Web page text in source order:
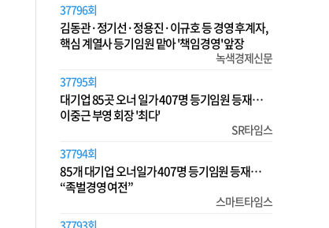
37796회
김동관·정기선·정용진·이규호 등 경영 후계자,
핵심 계열사 등기임원 맡아 '책임경영' 앞장
녹색경제신문
37795회
대기업 85곳 오너 일가 407명 등기임원 등재…
이중근 부영 회장 '최다'
SR타임스
37794회
85개 대기업 오너일가 407명 등기임원 등재…
“족벌경영 여전”
스마트타임스
37793회